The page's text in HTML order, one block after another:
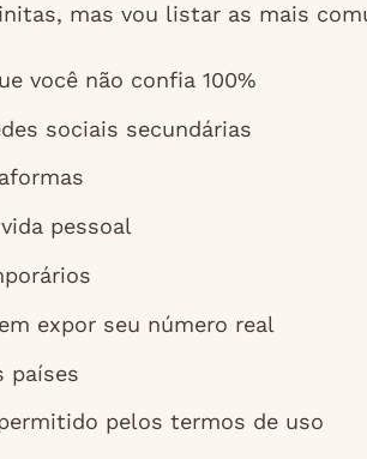
mas vou listar as mais
você não confia 100%
sociais secundárias
pessoal
expor seu número real
países
pelos termos de uso